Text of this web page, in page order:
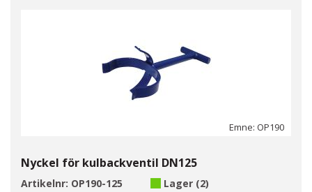
Emne: OP190
Nyckel för kulbackventil DN125
Artikelnr: OP190-125
Lager (2)